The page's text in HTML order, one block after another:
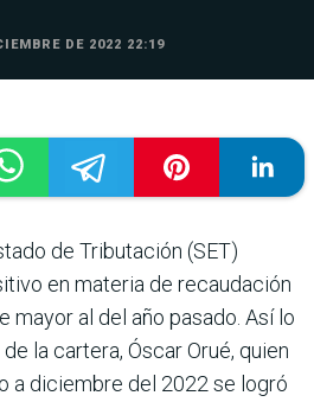
DE 2022 22:19
de Tributación (SET)
en materia de recaudación
mayor al del año pasado. Así lo
la cartera, Óscar Orué, quien
a diciembre del 2022 se logró